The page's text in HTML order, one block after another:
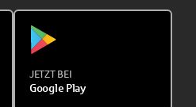
JETZT BEI
Google Play